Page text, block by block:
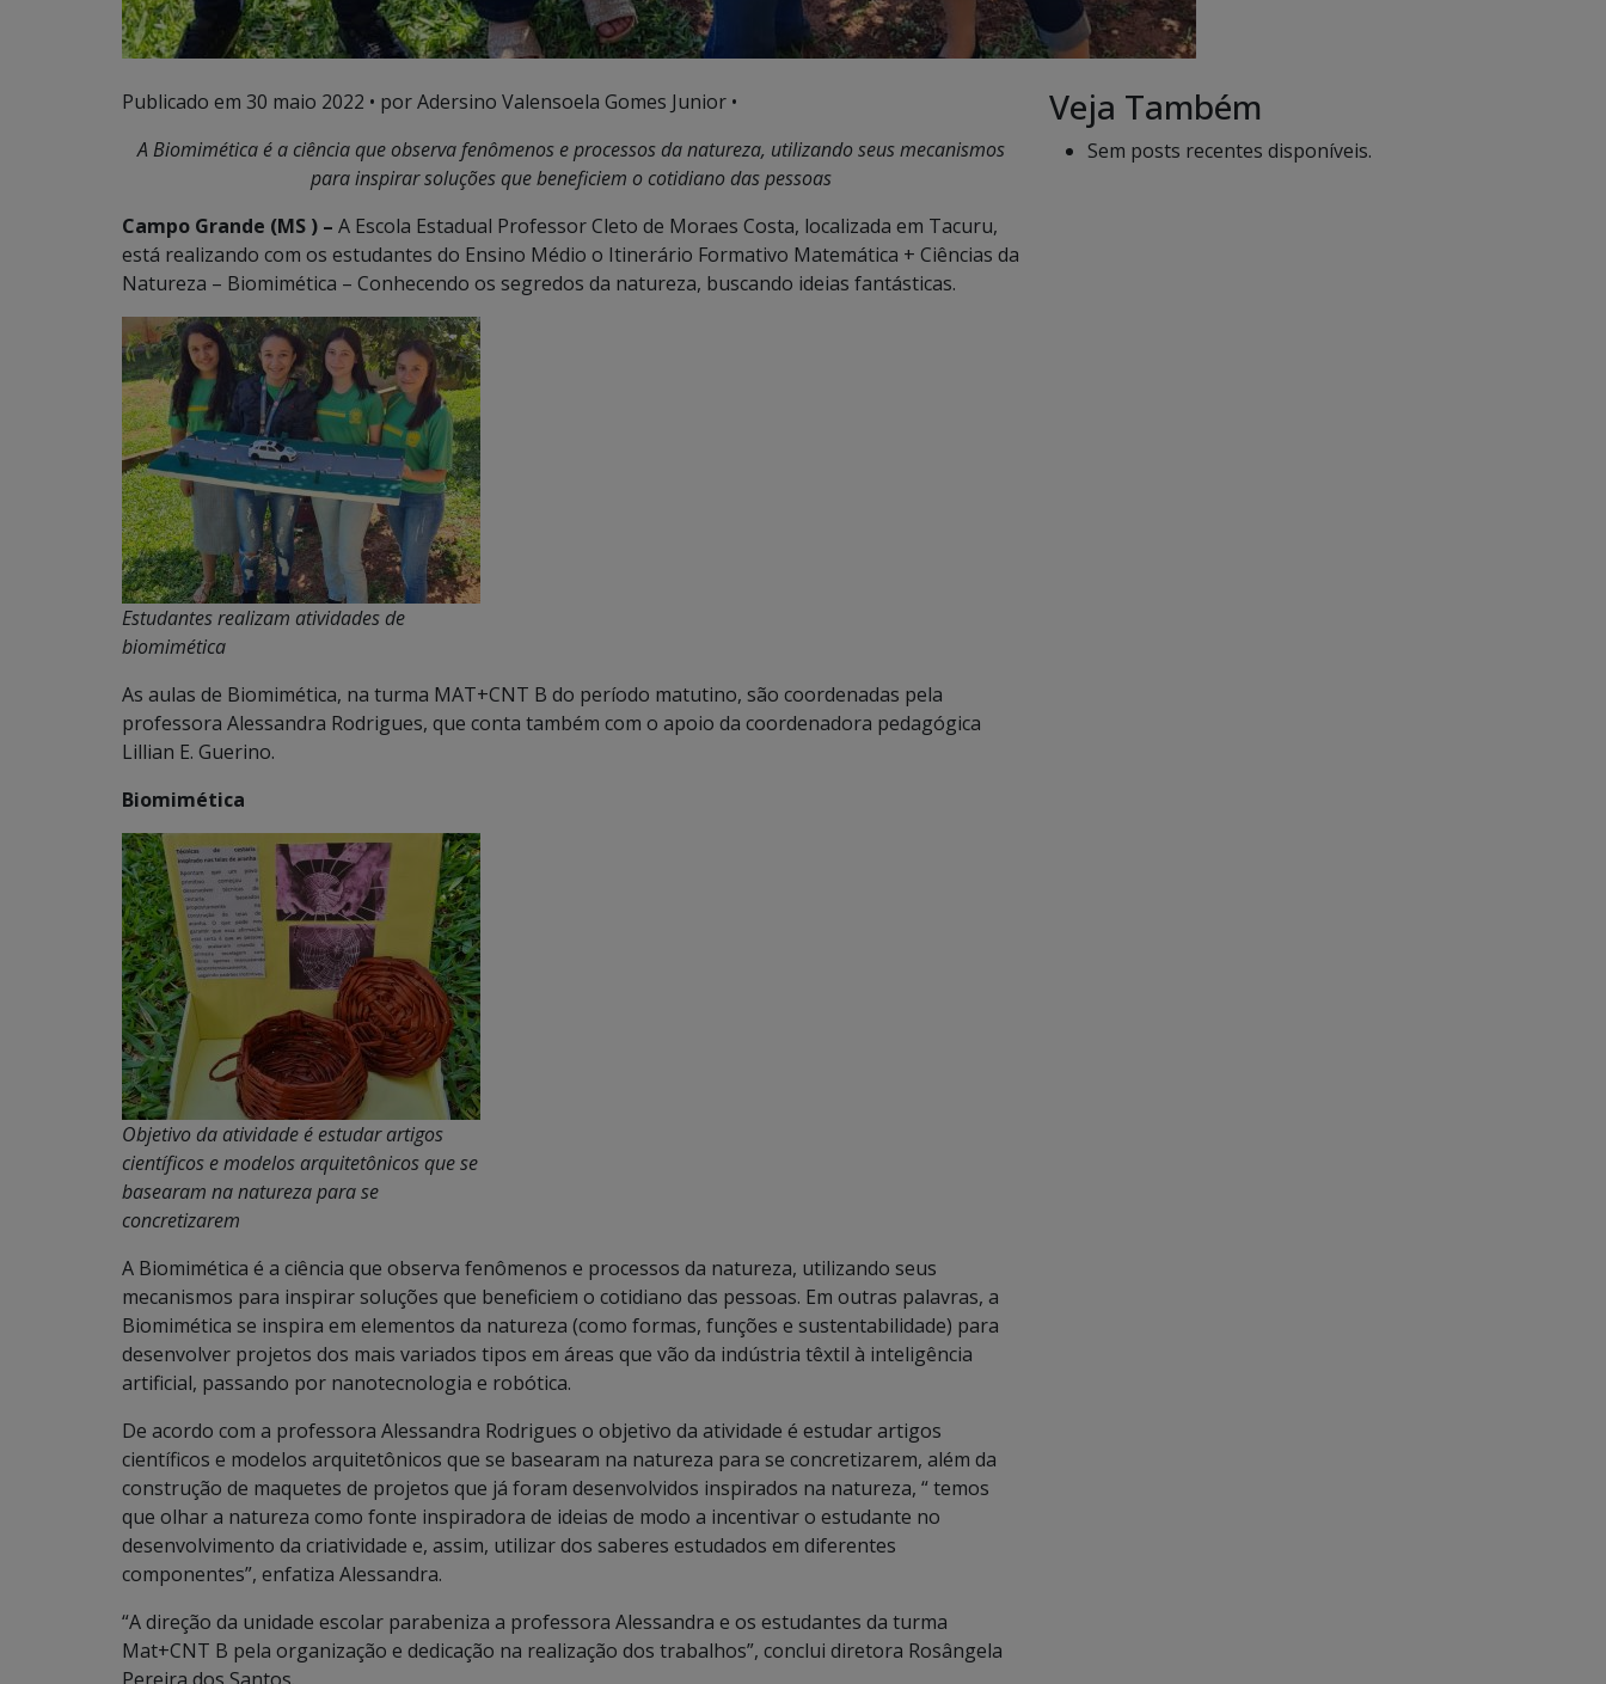
Publicado em 30 maio 2022 • por Adersino Valensoela Gomes Junior •
A Biomimética é a ciência que observa fenômenos e processos da natureza, utilizando seus mecanismos
para inspirar soluções que beneficiem o cotidiano das pessoas
Campo Grande (MS ) – A Escola Estadual Professor Cleto de Moraes Costa, localizada em Tacuru,
está realizando com os estudantes do Ensino Médio o Itinerário Formativo Matemática + Ciências da
Natureza – Biomimética – Conhecendo os segredos da natureza, buscando ideias fantásticas.
Estudantes realizam atividades de
biomimética
As aulas de Biomimética, na turma MAT+CNT B do período matutino, são coordenadas pela
professora Alessandra Rodrigues, que conta também com o apoio da coordenadora pedagógica
Lillian E. Guerino.
Biomimética
Objetivo da atividade é estudar artigos
científicos e modelos arquitetônicos que se
basearam na natureza para se
concretizarem
A Biomimética é a ciência que observa fenômenos e processos da natureza, utilizando seus
mecanismos para inspirar soluções que beneficiem o cotidiano das pessoas. Em outras palavras, a
Biomimética se inspira em elementos da natureza (como formas, funções e sustentabilidade) para
desenvolver projetos dos mais variados tipos em áreas que vão da indústria têxtil à inteligência
artificial, passando por nanotecnologia e robótica.
De acordo com a professora Alessandra Rodrigues o objetivo da atividade é estudar artigos
científicos e modelos arquitetônicos que se basearam na natureza para se concretizarem, além da
construção de maquetes de projetos que já foram desenvolvidos inspirados na natureza, “ temos
que olhar a natureza como fonte inspiradora de ideias de modo a incentivar o estudante no
desenvolvimento da criatividade e, assim, utilizar dos saberes estudados em diferentes
componentes”, enfatiza Alessandra.
“A direção da unidade escolar parabeniza a professora Alessandra e os estudantes da turma
Mat+CNT B pela organização e dedicação na realização dos trabalhos”, conclui diretora Rosângela
Veja Também
Sem posts recentes disponíveis.